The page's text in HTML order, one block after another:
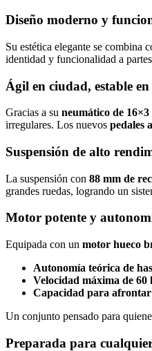
Diseño moderno y
Su estética elegante se combina
identidad y funcionalidad a
Ágil en ciudad, estable
Gracias a su neumático de
irregulares. Los nuevos pedales
Suspensión de alto
La suspensión con 88 mm de
grandes ruedas, logrando un
Motor potente y
Equipada con un motor hueco
Autonomía teórica de
Velocidad máxima de 60
Capacidad para afrontar
Un conjunto pensado para
Preparada para